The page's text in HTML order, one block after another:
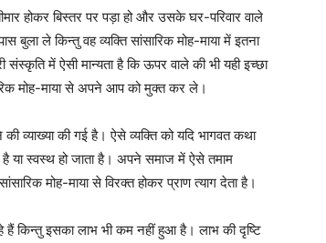
होकर बिस्तर पर पड़ा हो और उसके घर-परिवार वाले
ले किन्तु वह व्यक्ति सांसारिक मोह-माया में इतना
में ऐसी मान्यता है कि ऊपर वाले की भी यही इच्छा
मोह-माया से अपने आप को मुक्त कर ले।
व्याख्या की गई है। ऐसे व्यक्ति को यदि भागवत कथा
है या स्वस्थ हो जाता है। अपने समाज में ऐसे तमाम
मोह-माया से विरक्त होकर प्राण त्याग देता है।
किन्तु इसका लाभ भी कम नहीं हुआ है। लाभ की दृष्टि